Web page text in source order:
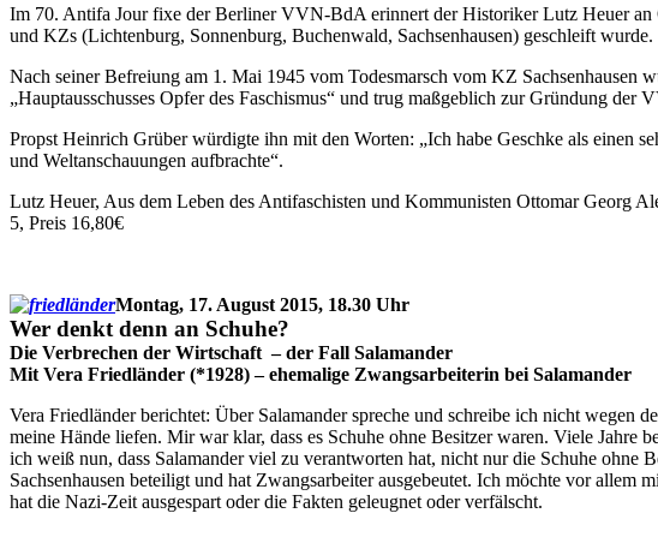
Im 70. Antifa Jour fixe der Berliner VVN-BdA erinnert der Historiker Lutz Heuer an
und KZs (Lichtenburg, Sonnenburg, Buchenwald, Sachsenhausen) geschleift wurde.
Nach seiner Befreiung am 1. Mai 1945 vom Todesmarsch vom KZ Sachsenhausen
„Hauptausschusses Opfer des Faschismus“ und trug maßgeblich zur Gründung
Propst Heinrich Grüber würdigte ihn mit den Worten: „Ich habe Geschke als einen
und Weltanschauungen aufbrachte“.
Lutz Heuer, Aus dem Leben des Antifaschisten und Kommunisten Ottomar Georg
5, Preis 16,80€
Montag, 17. August 2015, 18.30 Uhr
Wer denkt denn an Schuhe?
Die Verbrechen der Wirtschaft – der Fall Salamander
Mit Vera Friedländer (*1928) – ehemalige Zwangsarbeiterin bei Salamander
Vera Friedländer berichtet: Über Salamander spreche und schreibe ich nicht wegen
meine Hände liefen. Mir war klar, dass es Schuhe ohne Besitzer waren. Viele Jahre
ich weiß nun, dass Salamander viel zu verantworten hat, nicht nur die Schuhe ohne
Sachsenhausen beteiligt und hat Zwangsarbeiter ausgebeutet. Ich möchte vor
hat die Nazi-Zeit ausgespart oder die Fakten geleugnet oder verfälscht.